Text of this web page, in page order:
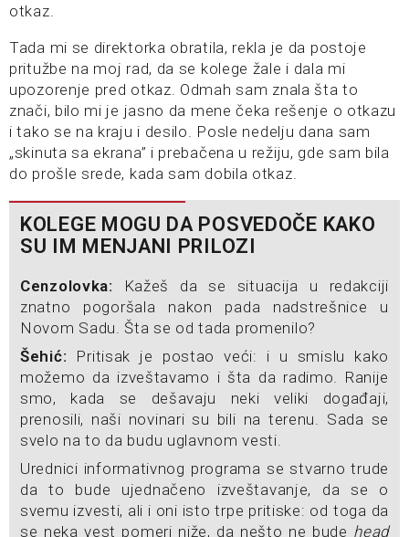
otkaz.
Tada mi se direktorka obratila, rekla je da postoje
pritužbe na moj rad, da se kolege žale i dala mi
upozorenje pred otkaz. Odmah sam znala šta to
znači, bilo mi je jasno da mene čeka rešenje o otkazu
i tako se na kraju i desilo. Posle nedelju dana sam
„skinuta sa ekrana” i prebačena u režiju, gde sam bila
do prošle srede, kada sam dobila otkaz.
KOLEGE MOGU DA POSVEDOČE KAKO
SU IM MENJANI PRILOZI
Cenzolovka: Kažeš da se situacija u redakciji
znatno pogoršala nakon pada nadstrešnice u
Novom Sadu. Šta se od tada promenilo?
Šehić: Pritisak je postao veći: i u smislu kako
možemo da izveštavamo i šta da radimo. Ranije
smo, kada se dešavaju neki veliki događaji,
prenosili, naši novinari su bili na terenu. Sada se
svelo na to da budu uglavnom vesti.
Urednici informativnog programa se stvarno trude
da to bude ujednačeno izveštavanje, da se o
svemu izvesti, ali i oni isto trpe pritiske: od toga da
se neka vest pomeri niže, da nešto ne bude head